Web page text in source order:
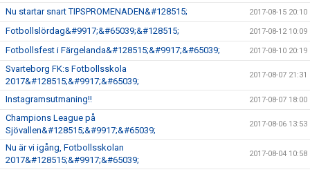
Nu startar snart TIPSPROMENADEN&#128515; 2017-08-15 20:10
Fotbollslördag&#9917;&#65039;&#128515; 2017-08-12 10:09
Fotbollsfest i Färgelanda&#128515;&#9917;&#65039; 2017-08-10 20:19
Svarteborg FK:s Fotbollsskola
2017&#128515;&#9917;&#65039;
2017-08-07 21:31
Instagramsutmaning!! 2017-08-07 18:00
Champions League på
Sjövallen&#128515;&#9917;&#65039;
2017-08-06 13:53
Nu är vi igång, Fotbollsskolan
2017&#128515;&#9917;&#65039;
2017-08-04 10:58